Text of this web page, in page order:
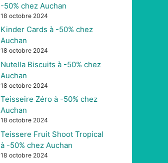
-50% chez Auchan
18 octobre 2024
Kinder Cards à -50% chez
Auchan
18 octobre 2024
Nutella Biscuits à -50% chez
Auchan
18 octobre 2024
Teisseire Zéro à -50% chez
Auchan
18 octobre 2024
Teissere Fruit Shoot Tropical
à -50% chez Auchan
18 octobre 2024